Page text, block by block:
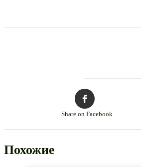
Share on Facebook
Похожие